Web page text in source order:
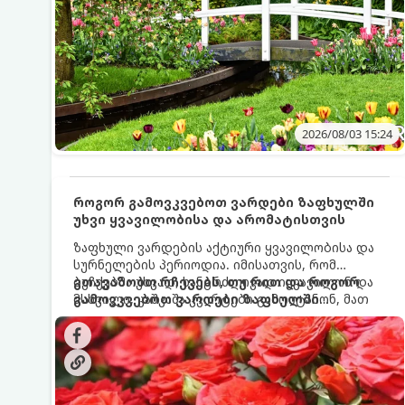
2026/08/03 15:24
როგორ გამოვკვებოთ ვარდები ზაფხულში
უხვი ყვავილობისა და არომატისთვის
ზაფხული ვარდების აქტიური ყვავილობისა და
სურნელების პერიოდია. იმისათვის, რომ
ბუჩქებმა უხვად, ხანგრძლივად იყვავილონ და
მსხვილი, კაშკაშა კვირტები გამოიტანონ, მათ
რეგულარული და სწორი გამოკვება
სჭირდებათ. ზაფხულის პერიოდში მცენარის
მოთხოვნილებები იცვლება, ამიტომ
მნიშვნელოვანია ვიცოდეთ, რომელი სასუქები
გამოიყენება ამ დროს.
გთავაზობთ რჩევებს, თუ რით და როგორ
გამოვკვებოთ ვარდები ზაფხულში
საუკეთესო შედეგის მისაღწევად: